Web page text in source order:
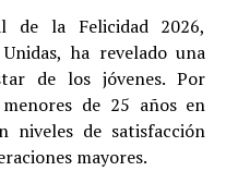
de la Felicidad 2026,
ha revelado una
de los jóvenes. Por
de 25 años en
niveles de satisfacción
mayores.